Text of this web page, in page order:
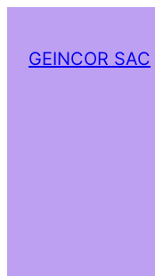
GEINCOR SAC